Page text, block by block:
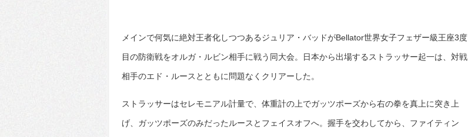
メインで何気に絶対王者化しつつあるジュリア・バッドがBellator世界女子フェザー級王座3度
目の防衛戦をオルガ・ルビン相手に戦う同大会。日本から出場するストラッサー起一は、対戦
相手のエド・ルースとともに問題なくクリアーした。
ストラッサーはセレモニアル計量で、体重計の上でガッツポーズから右の拳を真上に突き上
げ、ガッツポーズのみだったルースとフェイスオフへ。握手を交わしてから、ファイティン